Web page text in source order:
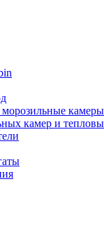
камеры
камер и